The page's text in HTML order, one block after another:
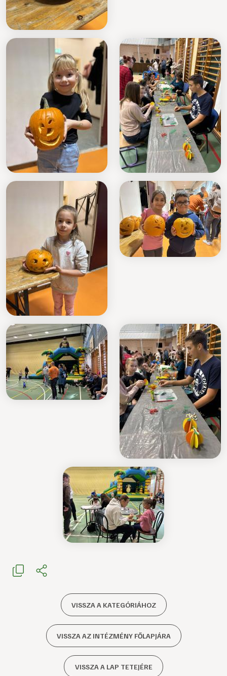
VISSZA A KATEGÓRIÁHOZ
VISSZA AZ INTÉZMÉNY FŐLAPJÁRA
VISSZA A LAP TETEJÉRE